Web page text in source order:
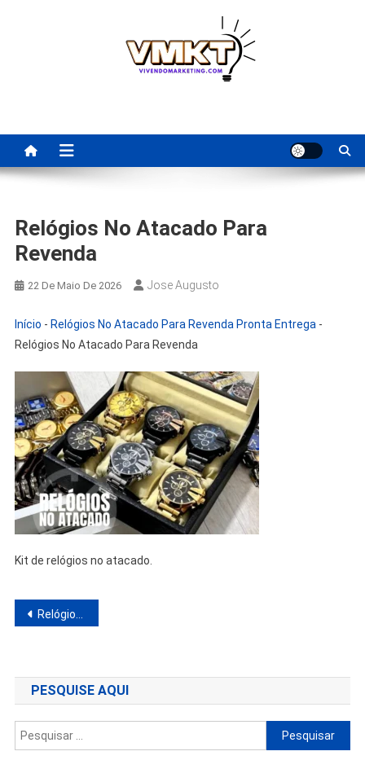
Para Revenda | Vivendo
Marketing
Relógios No Atacado Para
Revenda
22 De Maio De 2026 Jose Augusto
Início - Relógios No Atacado Para Revenda Pronta Entrega -
Relógios No Atacado Para Revenda
Kit de relógios no atacado.
Navegação
Post
Relógios No Atacado Para Revenda Pronta Entrega
PESQUISE AQUI
Pesquisar
por: